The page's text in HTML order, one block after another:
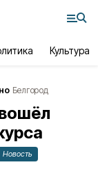
Культура
Белгород
Новость